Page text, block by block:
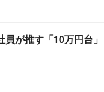
員が推す「10万円台」